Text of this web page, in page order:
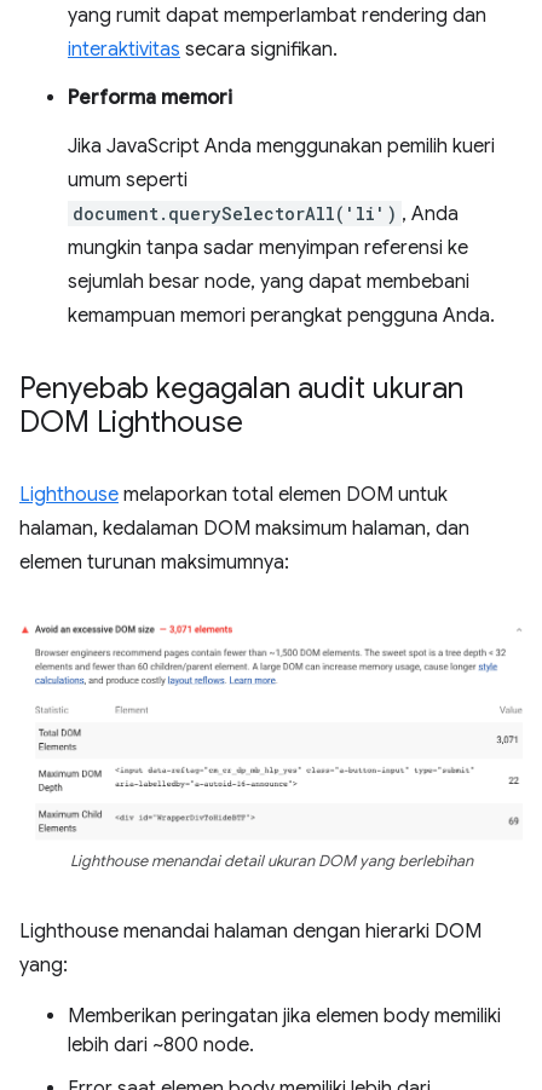
yang rumit dapat memperlambat rendering dan
interaktivitas secara signifikan.
Performa memori
Jika JavaScript Anda menggunakan pemilih kueri
umum seperti
document.querySelectorAll('li') , Anda
mungkin tanpa sadar menyimpan referensi ke
sejumlah besar node, yang dapat membebani
kemampuan memori perangkat pengguna Anda.
Penyebab kegagalan audit ukuran
DOM Lighthouse
Lighthouse melaporkan total elemen DOM untuk
halaman, kedalaman DOM maksimum halaman, dan
elemen turunan maksimumnya:
Lighthouse menandai detail ukuran DOM yang berlebihan
Lighthouse menandai halaman dengan hierarki DOM
yang:
Memberikan peringatan jika elemen body memiliki
lebih dari ~800 node.